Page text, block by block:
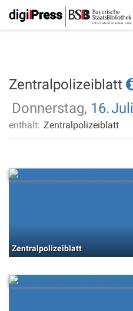
Zentralpolizeiblatt
Donnerstag, 16.Juli
enthält: Zentralpolizeiblatt
Zentralpolizeiblatt